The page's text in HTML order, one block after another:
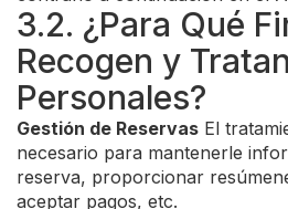
3.2. ¿Para Qué
Recogen y
Personales?
Gestión de Reservas El
necesario para mantenerle
reserva, proporcionar
aceptar pagos, etc.